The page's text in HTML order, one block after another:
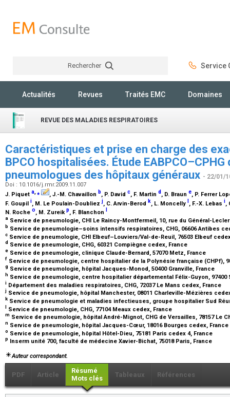
Rechercher Service
Actualités Revues Traités EMC Domaines
REVUE DES MALADIES RESPIRATOIRES
Caractéristiques et prise en charge des
BPCO hospitalisées. Étude
pneumologues des hôpitaux généraux - 22/01/
Doi : 10.1016/j.rmr.2009.11.007
J. Piquet a,⁎ , J.-M. Chavaillon b, P. David c, F. Martin d , D. Braun e, P. Ferrer
F. Goupil i, M. Le Poulain-Doubliezj, C. Arvin-Berod k, L. Moncelly , F.-X. Lebas i,
N. Roche o, M. Zureikp, F. Blanchon
a Service de pneumologie, CHI Le Raincy-Montfermeil, 10, rue du Général-
b Service de pneumologie–soins intensifs respiratoires, CHG, 06606 Antibes
c Service de pneumologie, CHI Elbeuf–Louviers/Val-de-Reuil, 76503 Elbeuf
d Service de pneumologie, CHG, 60321 Compiègne cedex, France
e Service de pneumologie, clinique Claude-Bernard, 57070 Metz, France
f Service de pneumologie, centre hospitalier de la Polynésie française (CHPf),
g Service de pneumologie, hôpital Jacques-Monod, 50400 Granville, France
h Service de pneumologie, centre hospitalier départemental Félix-Guyon, 97400
i Département des maladies respiratoires, CHG, 72037 Le Mans cedex, France
j Service de pneumologie, hôpital Manchester, 08011 Charleville-Mézières
k Service de pneumologie et maladies infectieuses, groupe hospitalier Sud
Service de pneumologie, CHG, 77104 Meaux cedex, France
m Service de pneumologie, hôpital André-Mignot, CHG de Versailles, 78157 Le
n Service de pneumologie, hôpital Jacques-Cœur, 18016 Bourges cedex, France
o Service de pneumologie, hôpital Hôtel-Dieu, 75181 Paris cedex 4, France
p Inserm unité 700, faculté de médecine Xavier-Bichat, 75018 Paris, France
Auteur correspondant.
PDF Article
Résumé
Mots clés
Tableaux Références